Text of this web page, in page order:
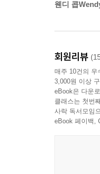
그런 그가
이 책은 수년
때로는 함께
친구의 담
이야기하는
있다. 이를
것이다.
다양한 위기
웬디 콥
회원리뷰
매주 10건의 우
3,000원 이상
eBook은 다운
클래스는 첫번
사락 독서모임
eBook 페이백,